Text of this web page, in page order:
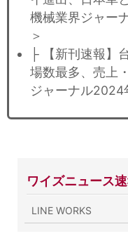
機械業界ジャー
＞
├ 【新刊速報】
場数最多、売上
ジャーナル2024
ワイズニュース
LINE WORKS